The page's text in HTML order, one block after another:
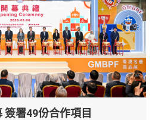
簽署49份合作項目